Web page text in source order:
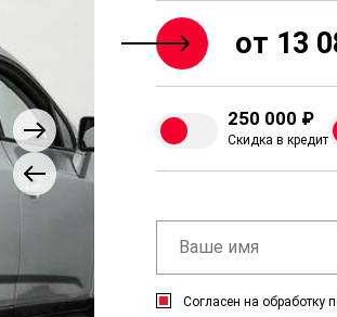
от 13
250 000 ₽
Скидка в кредит
Согласен на обработку